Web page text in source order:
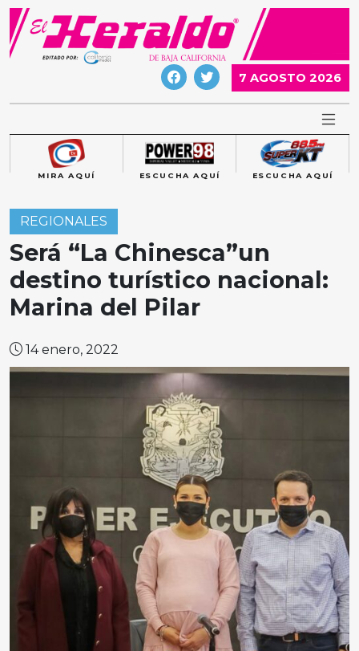
Skip
content
7 AGOSTO 2026
MIRA AQUÍ ESCUCHA AQUÍ ESCUCHA AQUÍ
REGIONALES
Será “La Chinesca”un
destino turístico nacional:
Marina del Pilar
14 enero, 2022